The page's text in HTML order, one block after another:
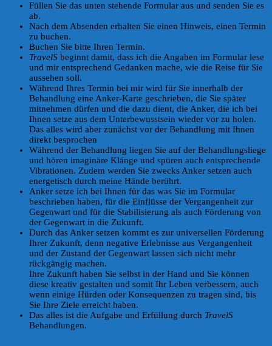
Füllen Sie das unten stehende Formular aus und senden Sie es
ab.
Nach dem Absenden erhalten Sie einen Hinweis, einen Termin
zu buchen.
Buchen Sie bitte Ihren Termin.
TravelS beginnt damit, dass ich die Angaben im Formular lese
und mir entsprechend Gedanken mache, wie die Reise für Sie
aussehen soll.
Während Ihres Termin bei mir wird für Sie innerhalb der
Behandlung eine Anker-Karte geschrieben, die Sie später
mitnehmen dürfen und die dazu dient, die Anker, die ich bei
Ihnen setze aus dem Unterbewusstsein wieder vor zu holen.
Das alles wird aber zunächst vor der Behandlung mit Ihnen
direkt besprochen
Während der Behandlung liegen Sie auf der Behandlungsliege
und hören imaginäre Klänge und spüren auch entsprechende
Vibrationen. Zudem werden Sie zwecks Anker setzen auch
energetisch durch meine Hände berührt.
Anker setze ich bei Ihnen für das was Sie im Formular
beschrieben haben, für die Einflüsse der Vergangenheit zur
Gegenwart und für die Stabilisierung als auch Förderung von
der Gegenwart in die Zukunft.
Durch das Anker setzen kommt es zur universellen Förderung
Ihrer Zukunft, denn negative Erlebnisse aus Vergangenheit
und der Zustand der Gegenwart lassen sich nicht mehr
rückgängig machen.
Ihre Zukunft haben Sie selbst in der Hand und Sie können
diese kreativ gestalten und somit Ihr Leben verbessern, auch
wenn einige Hürden oder Konsequenzen zu tragen sind, bis
Sie Ihre Ziele erreicht haben.
Das alles ist die Aufgabe und Erfüllung durch TravelS
Behandlungen.